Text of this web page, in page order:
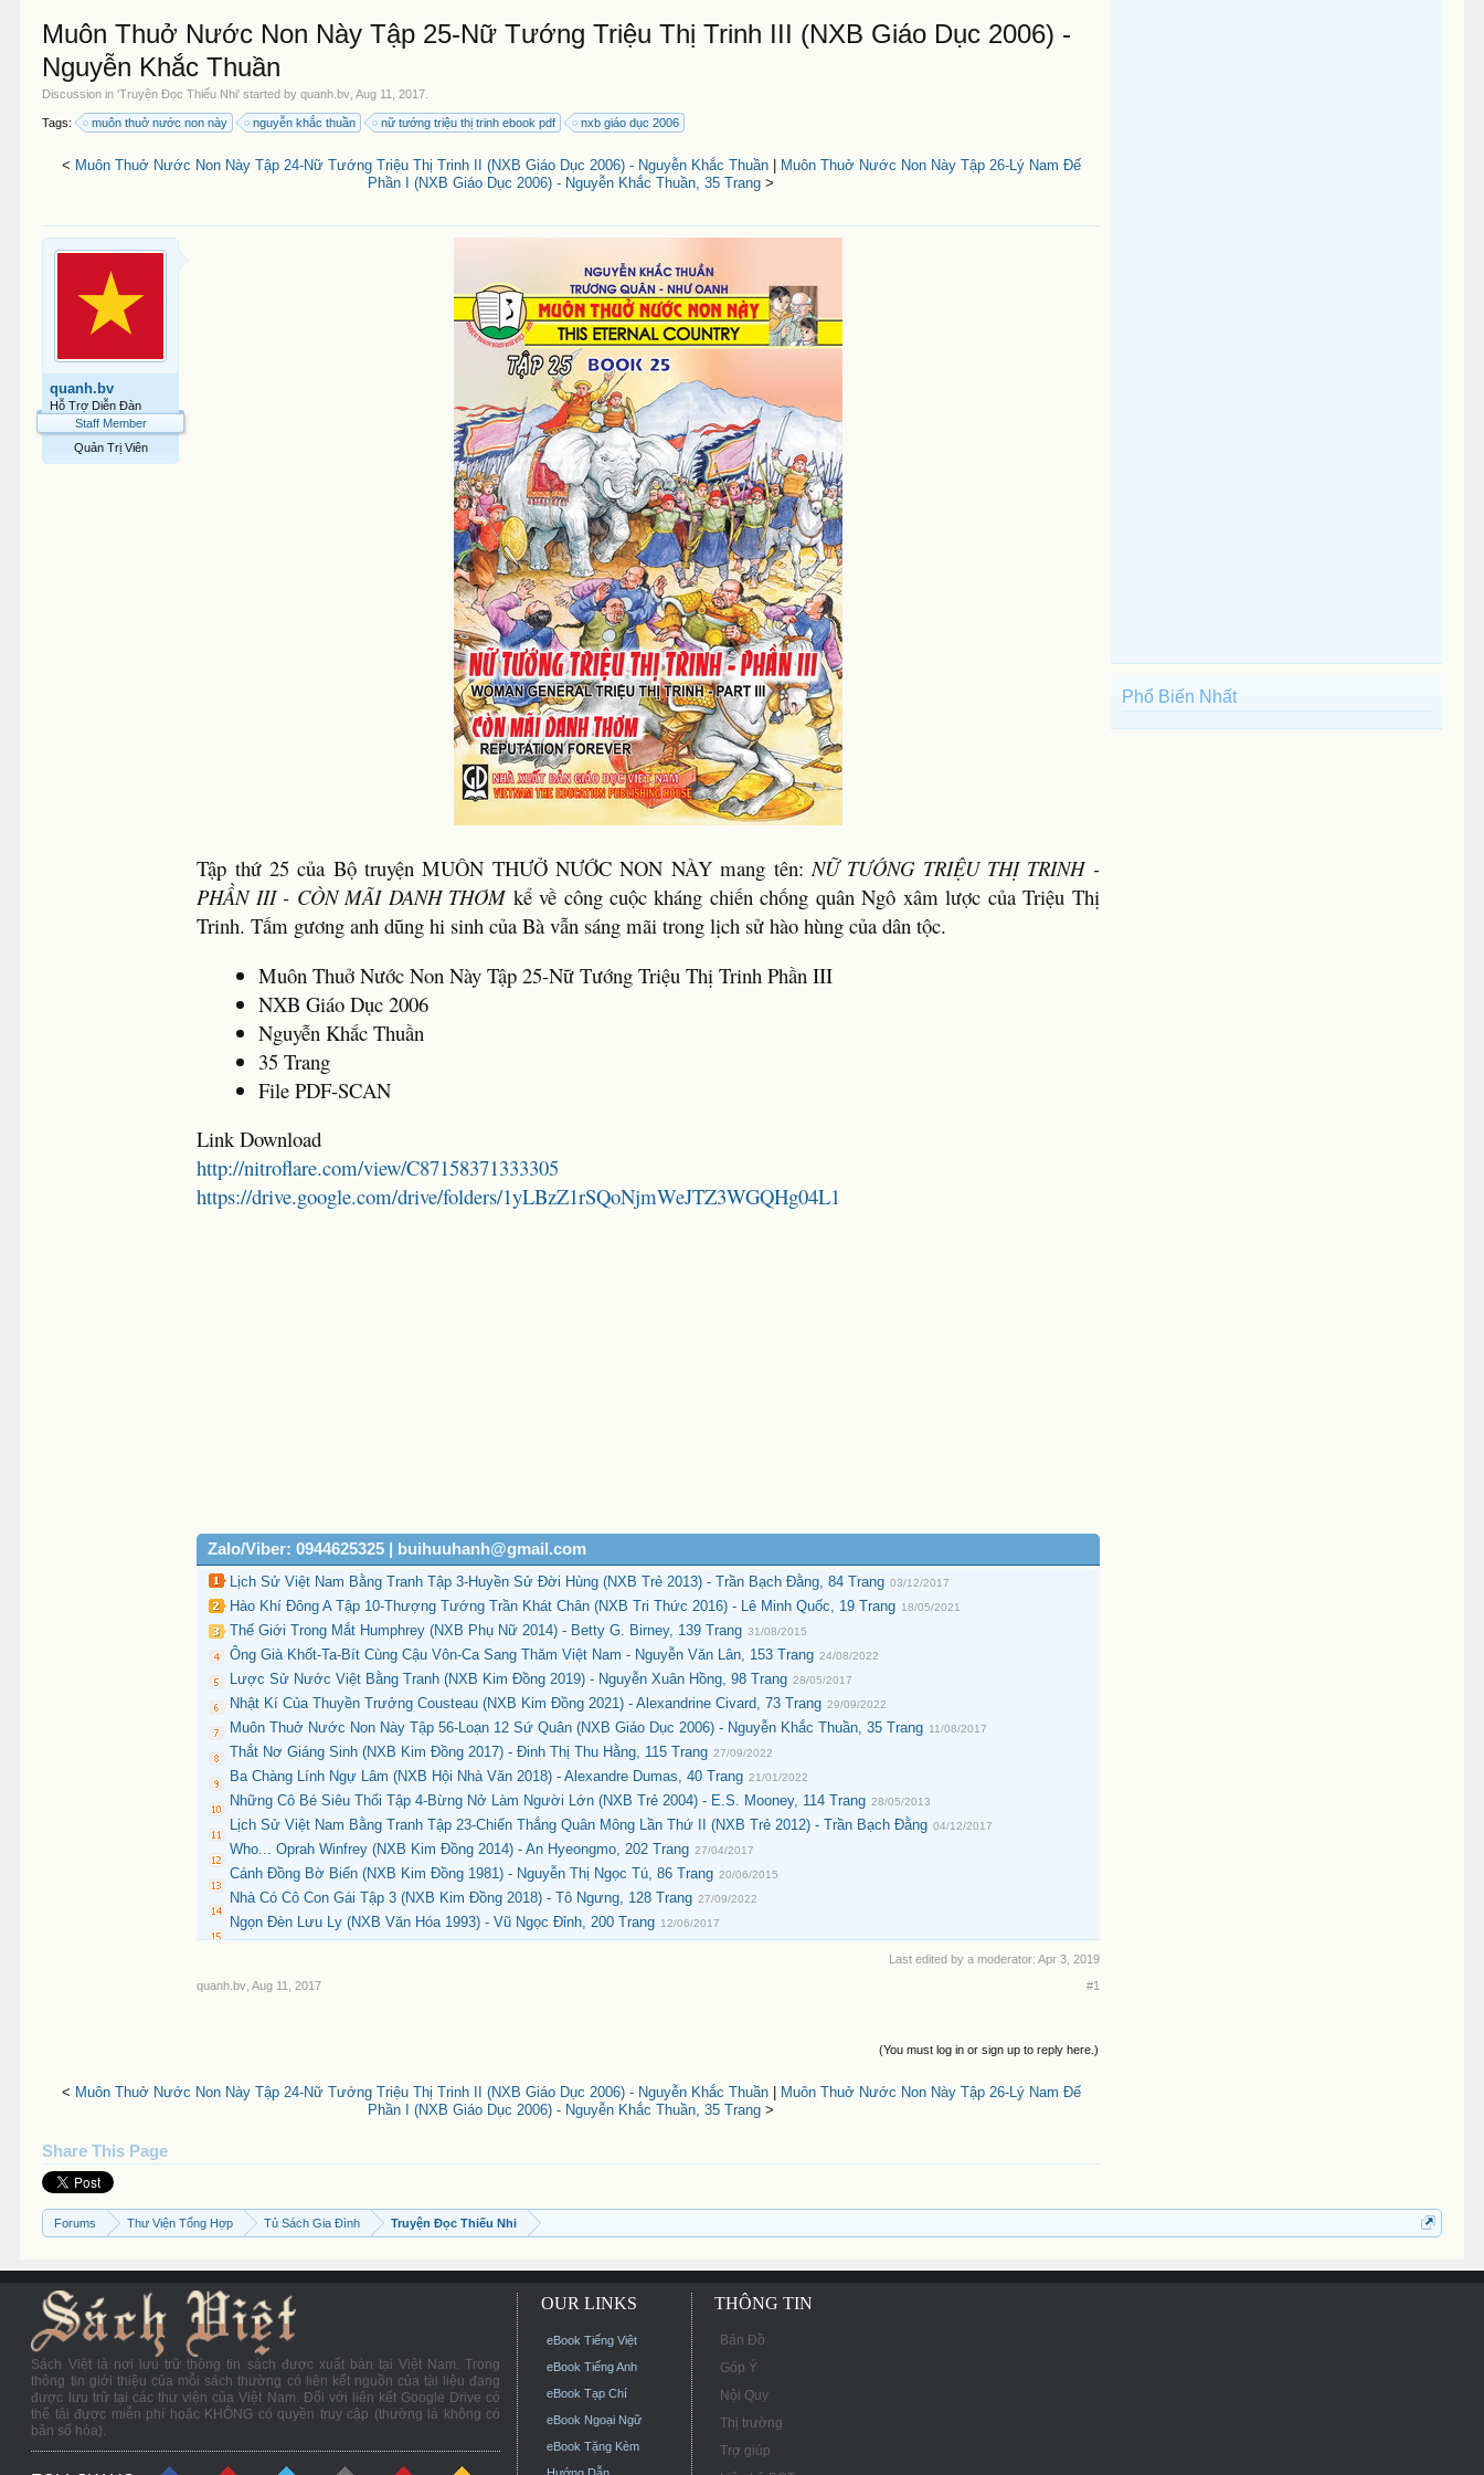
Muôn Thuở Nước Non Này Tập 25-Nữ Tướng Triệu Thị Trinh III (NXB Giáo Dục 2006) -
Nguyễn Khắc Thuần
Discussion in 'Truyện Đọc Thiếu Nhi' started byquanh.bv ,Aug 11, 2017
Tags: muôn thuở nước non này nguyễn khắc thuần nữ tướng triệu thị trinh ebook pdf nxb giáo dục 2006
< Muôn Thuở Nước Non Này Tập 24-Nữ Tướng Triệu Thị Trinh II (NXB Giáo Dục 2006) - Nguyễn Khắc Thuần|
Muôn Thuở Nước Non Này Tập 26-Lý Nam Đế
Phần I (NXB Giáo Dục 2006) - Nguyễn Khắc Thuần, 35 Trang >
quanh.bv
Hỗ Trợ Diễn Đàn
Staff Member
Quản Trị Viên
Tập thứ 25 của Bộ truyện MUÔN THƯỞ NƯỚC NON NÀY mang tên:NỮ TƯỚNG TRIỆU THỊ TRINH -
PHẦN III - CÒN MÃI DANH THƠM kể về công cuộc kháng chiến chống quân Ngô xâm lược của Triệu Thị
Trinh. Tấm gương anh dũng hi sinh của Bà vẫn sáng mãi trong lịch sử hào hùng của dân tộc.
Muôn Thuở Nước Non Này Tập 25-Nữ Tướng Triệu Thị Trinh Phần III
NXB Giáo Dục 2006
Nguyễn Khắc Thuần
35 Trang
File PDF-SCAN
Link Download
http://nitroflare.com/view/C87158371333305
https://drive.google.com/drive/folders/1yLBzZ1rSQoNjmWeJTZ3WGQHg04L1
Zalo/Viber: 0944625325 | buihuuhanh@gmail.com
Lịch Sử Việt Nam Bằng Tranh Tập 3-Huyền Sử Đời Hùng (NXB Trẻ 2013) - Trần Bạch Đằng, 84 Trang 03/12/2017
Hào Khí Đông A Tập 10-Thượng Tướng Trần Khát Chân (NXB Tri Thức 2016) - Lê Minh Quốc, 19 Trang 18/05/2021
Thế Giới Trong Mắt Humphrey (NXB Phụ Nữ 2014) - Betty G. Birney, 139 Trang 31/08/2015
Ông Già Khốt-Ta-Bít Cùng Cậu Vôn-Ca Sang Thăm Việt Nam - Nguyễn Văn Lân, 153 Trang 24/08/2022
Lược Sử Nước Việt Bằng Tranh (NXB Kim Đồng 2019) - Nguyễn Xuân Hồng, 98 Trang 28/05/2017
Nhật Kí Của Thuyền Trưởng Cousteau (NXB Kim Đồng 2021) - Alexandrine Civard, 73 Trang 29/09/2022
Muôn Thuở Nước Non Này Tập 56-Loạn 12 Sứ Quân (NXB Giáo Dục 2006) - Nguyễn Khắc Thuần, 35 Trang 11/08/2017
Thắt Nơ Giáng Sinh (NXB Kim Đồng 2017) - Đinh Thị Thu Hằng, 115 Trang 27/09/2022
Ba Chàng Lính Ngự Lâm (NXB Hội Nhà Văn 2018) - Alexandre Dumas, 40 Trang 21/01/2022
Những Cô Bé Siêu Thổi Tập 4-Bừng Nở Làm Người Lớn (NXB Trẻ 2004) - E.S. Mooney, 114 Trang 28/05/2013
Lịch Sử Việt Nam Bằng Tranh Tập 23-Chiến Thắng Quân Mông Lần Thứ II (NXB Trẻ 2012) - Trần Bạch Đằng 04/12/2017
Who... Oprah Winfrey (NXB Kim Đồng 2014) - An Hyeongmo, 202 Trang 27/04/2017
Cánh Đồng Bờ Biển (NXB Kim Đồng 1981) - Nguyễn Thị Ngọc Tú, 86 Trang 20/06/2015
Nhà Có Cô Con Gái Tập 3 (NXB Kim Đồng 2018) - Tô Ngưng, 128 Trang 27/09/2022
Ngọn Đèn Lưu Ly (NXB Văn Hóa 1993) - Vũ Ngọc Đỉnh, 200 Trang 12/06/2017
Last edited by a moderator: Apr 3, 2019
quanh.bv Aug 11, 2017 #1
(You must log in or sign up to reply here.)
< Muôn Thuở Nước Non Này Tập 24-Nữ Tướng Triệu Thị Trinh II (NXB Giáo Dục 2006) - Nguyễn Khắc Thuần|
Muôn Thuở Nước Non Này Tập 26-Lý Nam Đế
Phần I (NXB Giáo Dục 2006) - Nguyễn Khắc Thuần, 35 Trang >
Share This Page
Phổ Biến Nhất
Forums Thư Viện Tổng Hợp Tủ Sách Gia Đình Truyện Đọc Thiếu Nhi
Sách Việt là nơi lưu trữ thông tin sách được xuất bản tại Việt Nam. Trong
thông tin giới thiệu của mỗi sách thường có liên kết nguồn của tài liệu đang
được lưu trữ tại các thư viện của Việt Nam. Đối với liên kết Google Drive có
thể tải được miễn phí hoặc KHÔNG có quyền truy cập (thường là không có
bản số hóa).
OUR LINKS
eBook Tiếng Việt
eBook Tiếng Anh
eBook Tạp Chí
eBook Ngoại Ngữ
eBook Tặng Kèm
THÔNG TIN
Bản Đồ
Góp Ý
Nội Quy
Thị trường
Trợ giúp